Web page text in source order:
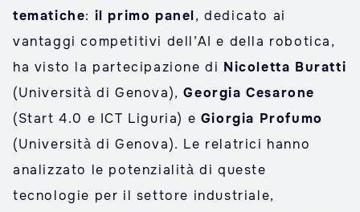
tematiche: il primo panel, dedicato ai
vantaggi competitivi dell’AI e della robotica,
ha visto la partecipazione di Nicoletta Buratti
(Università di Genova),Georgia Cesarone
(Start 4.0 e ICT Liguria) e Giorgia Profumo
(Università di Genova). Le relatrici hanno
analizzato le potenzialità di queste
tecnologie per il settore industriale,